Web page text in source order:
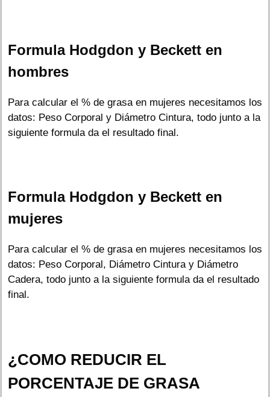
Formula Hodgdon y Beckett en
hombres
Para calcular el % de grasa en mujeres necesitamos los
datos: Peso Corporal y Diámetro Cintura, todo junto a la
siguiente formula da el resultado final.
Formula Hodgdon y Beckett en
mujeres
Para calcular el % de grasa en mujeres necesitamos los
datos: Peso Corporal, Diámetro Cintura y Diámetro
Cadera, todo junto a la siguiente formula da el resultado
final.
¿COMO REDUCIR EL
PORCENTAJE DE GRASA